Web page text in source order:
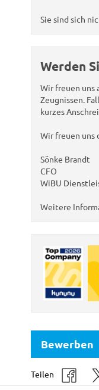
Sie sind sich
Werden
Wir freuen uns
Zeugnissen.
kurzes
Wir freuen uns
Sönke Brandt
CFO
WiBU
Weitere
Bewerben
Teilen